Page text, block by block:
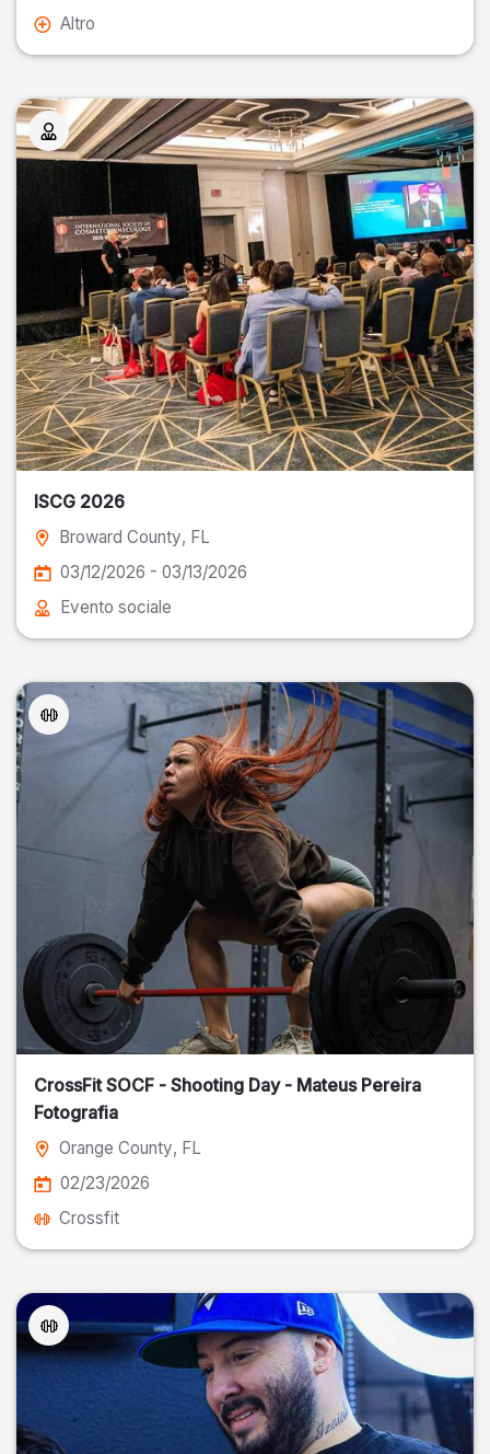
Altro
ISCG 2026
Broward County, FL
03/12/2026 - 03/13/2026
Evento sociale
CrossFit SOCF - Shooting Day - Mateus Pereira
Fotografia
Orange County, FL
02/23/2026
Crossfit